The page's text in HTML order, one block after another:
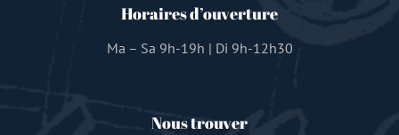
Horaires d’ouverture
Ma – Sa 9h-19h | Di 9h-12h30
Nous trouver